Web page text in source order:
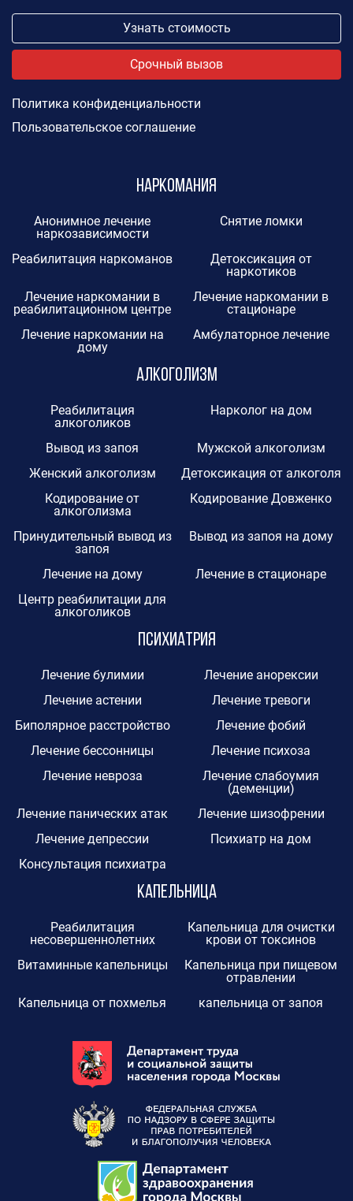
Узнать стоимость
Срочный вызов
Политика конфиденциальности
Пользовательское соглашение
Наркомания
Анонимное лечение
наркозависимости
Снятие ломки
Реабилитация наркоманов
Детоксикация от
наркотиков
Лечение наркомании в
реабилитационном центре
Лечение наркомании в
стационаре
Лечение наркомании на
дому
Амбулаторное лечение
Алкоголизм
Реабилитация
алкоголиков
Нарколог на дом
Вывод из запоя
Мужской алкоголизм
Женский алкоголизм
Детоксикация от алкоголя
Кодирование от
алкоголизма
Кодирование Довженко
Принудительный вывод из
запоя
Вывод из запоя на дому
Лечение на дому
Лечение в стационаре
Центр реабилитации для
алкоголиков
Психиатрия
Лечение булимии
Лечение анорексии
Лечение астении
Лечение тревоги
Биполярное расстройство
Лечение фобий
Лечение бессонницы
Лечение психоза
Лечение невроза
Лечение слабоумия
(деменции)
Лечение панических атак
Лечение шизофрении
Лечение депрессии
Психиатр на дом
Консультация психиатра
Капельница
Реабилитация
несовершеннолетних
Капельница для очистки
крови от токсинов
Витаминные капельницы
Капельница при пищевом
отравлении
Капельница от похмелья
капельница от запоя